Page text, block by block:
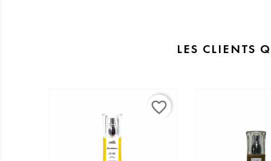
LES CLIENTS
favorite_border